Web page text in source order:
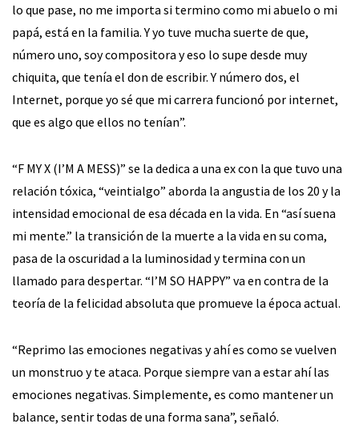
lo que pase, no me importa si termino como mi abuelo o mi
papá, está en la familia. Y yo tuve mucha suerte de que,
número uno, soy compositora y eso lo supe desde muy
chiquita, que tenía el don de escribir. Y número dos, el
Internet, porque yo sé que mi carrera funcionó por internet,
que es algo que ellos no tenían”.
“F MY X (I’M A MESS)” se la dedica a una ex con la que tuvo una
relación tóxica, “veintialgo” aborda la angustia de los 20 y la
intensidad emocional de esa década en la vida. En “así suena
mi mente.” la transición de la muerte a la vida en su coma,
pasa de la oscuridad a la luminosidad y termina con un
llamado para despertar. “I’M SO HAPPY” va en contra de la
teoría de la felicidad absoluta que promueve la época actual.
“Reprimo las emociones negativas y ahí es como se vuelven
un monstruo y te ataca. Porque siempre van a estar ahí las
emociones negativas. Simplemente, es como mantener un
balance, sentir todas de una forma sana”, señaló.